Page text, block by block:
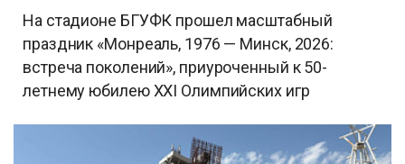
На стадионе БГУФК прошел масштабный
праздник «Монреаль, 1976 — Минск, 2026:
встреча поколений», приуроченный к 50-
летнему юбилею ХХI Олимпийских игр